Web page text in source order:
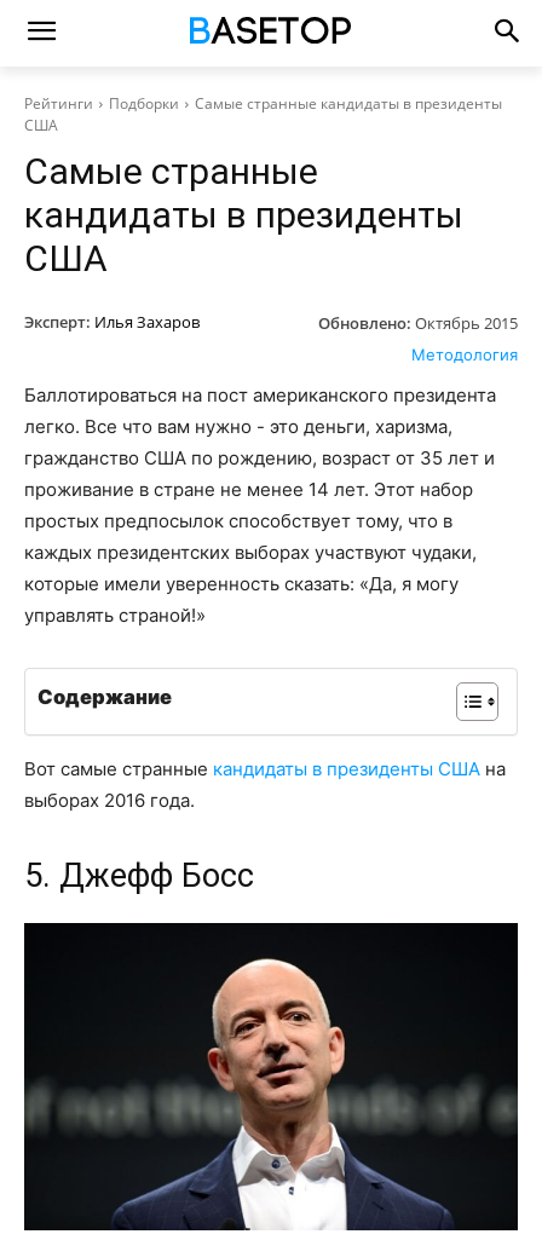
Рейтинги Подборки
Самые странные кандидаты в президенты
США
Самые странные
кандидаты в президенты
США
Эксперт: Илья Захаров Обновлено: Октябрь 2015
Методология
Баллотироваться на пост американского президента
легко. Все что вам нужно - это деньги, харизма,
гражданство США по рождению, возраст от 35 лет и
проживание в стране не менее 14 лет. Этот набор
простых предпосылок способствует тому, что в
каждых президентских выборах участвуют чудаки,
которые имели уверенность сказать: «Да, я могу
управлять страной!»
Содержание
Вот самые странные кандидаты в президенты США на
выборах 2016 года.
5. Джефф Босс